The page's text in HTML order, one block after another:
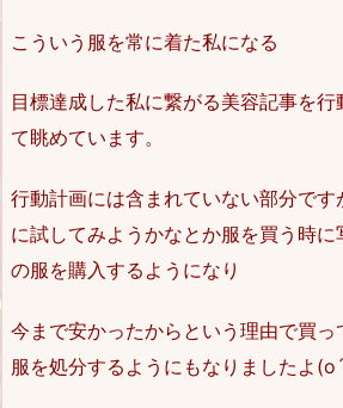
こういう服を常に着た私になる
目標達成した私に繋がる美容記事を
て眺めています。
行動計画には含まれていない部分で
に試してみようかなとか服を買う時
の服を購入するようになり
今まで安かったからという理由で買っ
服を処分するようにもなりましたよ